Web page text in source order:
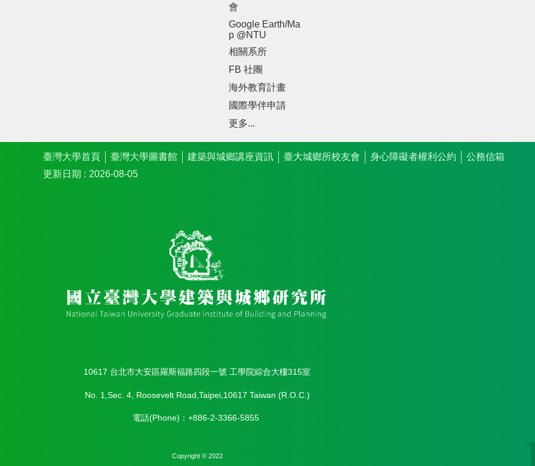
會
Google Earth/Ma
p @NTU
相關系所
FB 社團
海外教育計畫
國際學伴申請
更多...
臺灣大學首頁 臺灣大學圖書館 建築與城鄉講座資訊 臺大城鄉所校友會 身心障礙者權利公約
公務信箱
更新日期
2026-08-05
10617 台北市大安區羅斯福路四段一號 工學院綜合大樓315室
No. 1,Sec. 4, Roosevelt Road,Taipei,10617 Taiwan (R.O.C.)
電話(Phone)：+886-2-3366-5855
Copyright © 2022